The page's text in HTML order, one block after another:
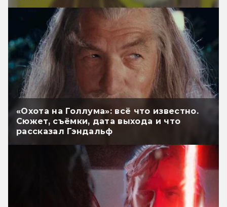
«Охота на Голлума»: всё что известно.
Сюжет, съёмки, дата выхода и что
рассказал Гэндальф